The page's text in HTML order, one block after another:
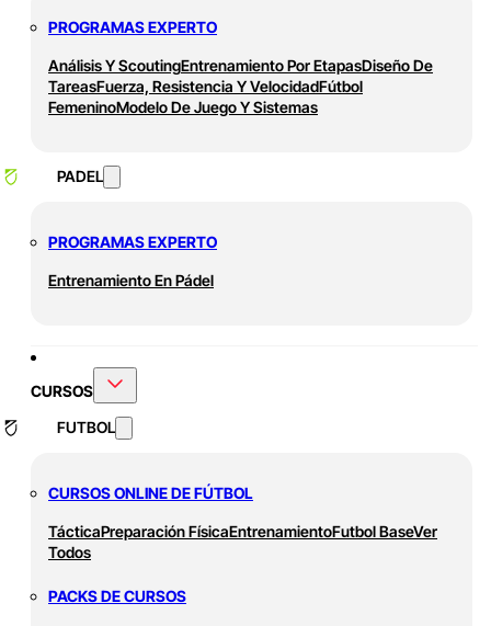
PROGRAMAS EXPERTO
Análisis Y ScoutingEntrenamiento Por EtapasDiseño De
TareasFuerza, Resistencia Y VelocidadFútbol
FemeninoModelo De Juego Y Sistemas
PADEL
PROGRAMAS EXPERTO
Entrenamiento En Pádel
CURSOS
FUTBOL
CURSOS ONLINE DE FÚTBOL
TácticaPreparación FísicaEntrenamientoFutbol BaseVer
Todos
PACKS DE CURSOS